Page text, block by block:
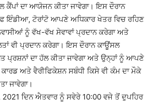
ਕੈਂਪਾਂ ਦਾ ਆਯੋਜਨ ਕੀਤਾ ਜਾਵੇਗਾ। ਇਸ ਦੌਰਾਨ
ਇੰਡੀਆ, ਟੋਰਾਂਟੋ ਆਪਣੇ ਅਧਿਕਾਰ ਖੇਤਰ ਵਿਚ ਰਹਿਣ
ਨੂੰ ਵੱਖ-ਵੱਖ ਸੇਵਾਵਾਂ ਪ੍ਰਦਾਨ ਕਰੇਗਾ ਅਤੇ
ਵੀ ਪ੍ਰਦਾਨ ਕਰੇਗਾ। ਇਸ ਦੌਰਾਨ ਕਾਊਂਸਲ
ਪ੍ਰਸ਼ਨਾਂ ਦਾ ਹੱਲ ਕੀਤਾ ਜਾਵੇਗਾ ਅਤੇ ਉਨ੍ਹਾਂ ਨੂੰ ਆਪਣੇ
ਅਤੇ ਵੈਰੀਫਿਕੇਸ਼ਨ ਸਬੰਧੀ ਕਿਸੇ ਵੀ ਕੰਮ ਦਾ ਮੌਕੇ
ਜਾਵੇਗਾ।
2021 ਦਿਨ ਐਤਵਾਰ ਨੂੰ ਸਵੇਰੇ 10:00 ਵਜੇ ਤੋਂ ਦੁਪਹਿਰ